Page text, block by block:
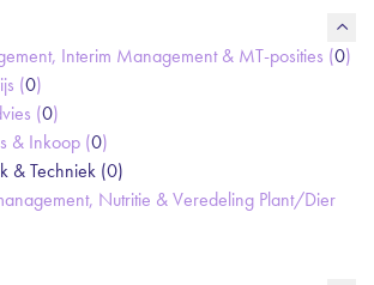
Interim Management & MT-posities (0)
(0)
(0)
& Inkoop (0)
& Techniek (0)
Nutritie & Veredeling Plant/Dier